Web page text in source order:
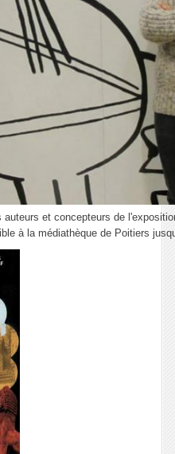
et concepteurs de
à la médiathèque de Poitiers